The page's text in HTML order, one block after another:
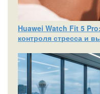
Huawei Watch Fit 5
контроля стресса и